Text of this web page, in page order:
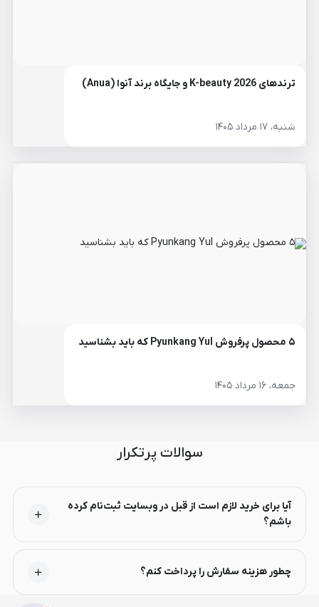
ترندهای K-beauty 2026 و جایگاه برند آنوا (Anua)
شنبه، ۱۷ مرداد ۱۴۰۵
۵ محصول پرفروش Pyunkang Yul که باید بشناسید
جمعه، ۱۶ مرداد ۱۴۰۵
سوالات پرتکرار
آیا برای خرید لازم است از قبل در وبسایت ثبت‌نام کرده
باشم؟
چطور هزینه سفارش را پرداخت کنم؟